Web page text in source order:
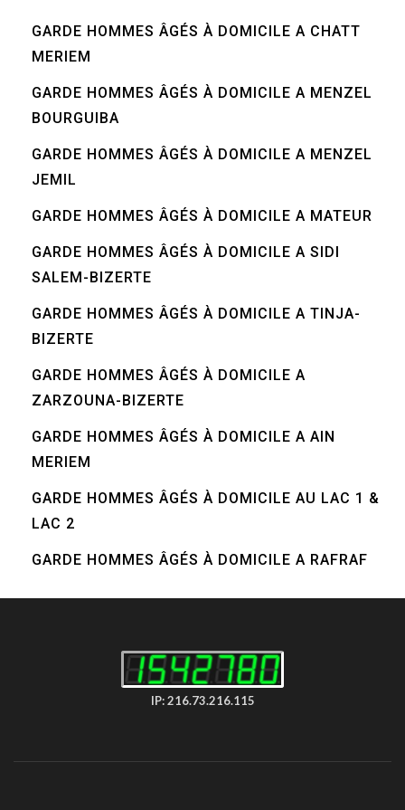
GARDE HOMMES ÂGÉS À DOMICILE A CHATT
MERIEM
GARDE HOMMES ÂGÉS À DOMICILE A MENZEL
BOURGUIBA
GARDE HOMMES ÂGÉS À DOMICILE A MENZEL
JEMIL
GARDE HOMMES ÂGÉS À DOMICILE A MATEUR
GARDE HOMMES ÂGÉS À DOMICILE A SIDI
SALEM-BIZERTE
GARDE HOMMES ÂGÉS À DOMICILE A TINJA-
BIZERTE
GARDE HOMMES ÂGÉS À DOMICILE A
ZARZOUNA-BIZERTE
GARDE HOMMES ÂGÉS À DOMICILE A AIN
MERIEM
GARDE HOMMES ÂGÉS À DOMICILE AU LAC 1 &
LAC 2
GARDE HOMMES ÂGÉS À DOMICILE A RAFRAF
IP: 216.73.216.115